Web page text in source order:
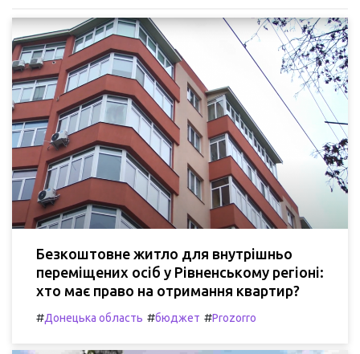
Безкоштовне житло для внутрішньо
переміщених осіб у Рівненському регіоні:
хто має право на отримання квартир?
#Донецька область #бюджет #Prozorro